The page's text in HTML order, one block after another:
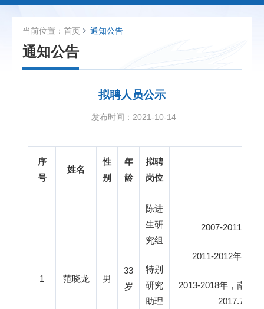
当前位置： 首页 通知公告
通知公告
拟聘人员公示
发布时间：2021-10-14
序
号
姓名
性
别
年
龄
拟聘
岗位
1 范晓龙 男
33
岁
陈进
生研
究组
特别
研究
助理
2007-2011年，
2011-2012年，澳
2013-2018年，南京
2017.7-